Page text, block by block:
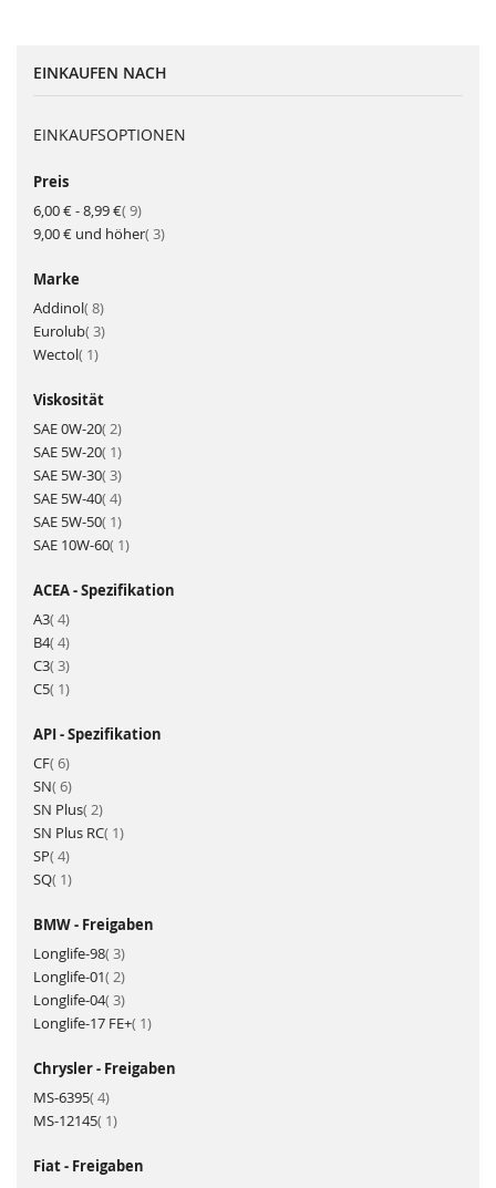
EINKAUFEN NACH
EINKAUFSOPTIONEN
Preis
6,00 €-8,99 € 9Artikel
9,00 € und höher 3Artikel
Marke
Addinol 8Artikel
Eurolub 3Artikel
Wectol 1Artikel
Viskosität
SAE 0W-20 2Artikel
SAE 5W-20 1Artikel
SAE 5W-30 3Artikel
SAE 5W-40 4Artikel
SAE 5W-50 1Artikel
SAE 10W-60 1Artikel
ACEA - Spezifikation
A3 4Artikel
B4 4Artikel
C3 3Artikel
C5 1Artikel
API - Spezifikation
CF 6Artikel
SN 6Artikel
SN Plus 2Artikel
SN Plus RC 1Artikel
SP 4Artikel
SQ 1Artikel
BMW - Freigaben
Longlife-98 3Artikel
Longlife-01 2Artikel
Longlife-04 3Artikel
Longlife-17 FE+ 1Artikel
Chrysler - Freigaben
MS-6395 4Artikel
MS-12145 1Artikel
Fiat - Freigaben